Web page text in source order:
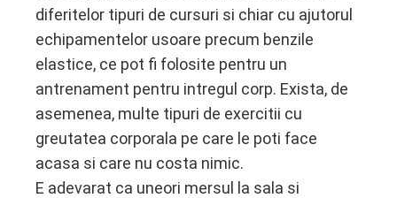
diferitelor tipuri de cursuri si chiar cu ajutorul
echipamentelor usoare precum benzile
elastice, ce pot fi folosite pentru un
antrenament pentru intregul corp. Exista, de
asemenea, multe tipuri de exercitii cu
greutatea corporala pe care le poti face
acasa si care nu costa nimic.
E adevarat ca uneori mersul la sala si